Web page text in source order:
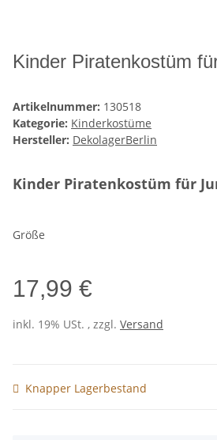
Kinder Piratenkostüm
Artikelnummer: 130518
Kategorie: Kinderkostüme
Hersteller: DekolagerBerlin
Kinder Piratenkostüm für
Größe
17,99 €
inkl. 19% USt. , zzgl. Versand
Knapper Lagerbestand